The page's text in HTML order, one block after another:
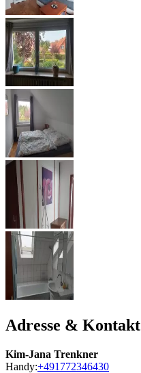
Adresse & Kontakt
Kim-Jana Trenkner
Handy:+491772346430